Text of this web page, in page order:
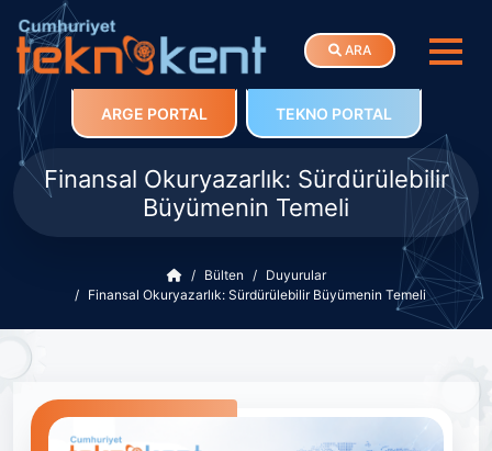
ARA
ARGE PORTAL TEKNO PORTAL
Finansal Okuryazarlık: Sürdürülebilir
Büyümenin Temeli
Bülten
Duyurular
Finansal Okuryazarlık: Sürdürülebilir Büyümenin Temeli